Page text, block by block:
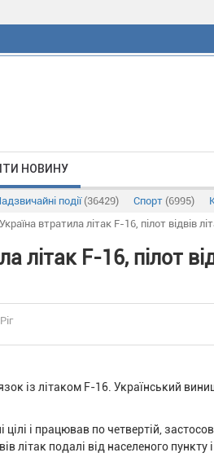
НОВИНУ
події(36429) Спорт (6995)
втратила літак F-16, пілот відвів
літак F-16, пілот
із літаком F-16. Український
і працював по четвертій,
літак подалі від населеного пункту